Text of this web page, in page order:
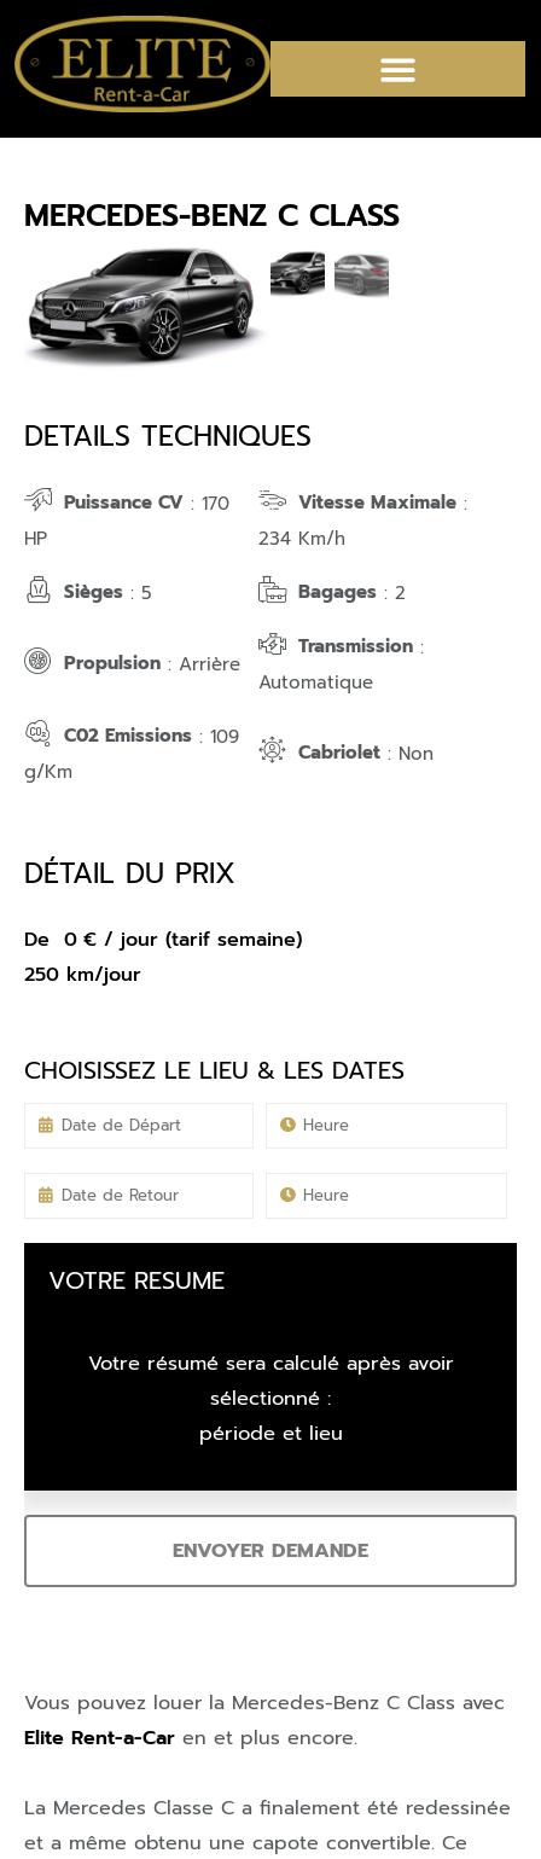
MERCEDES-BENZ C CLASS
DETAILS TECHNIQUES
Puissance CV : 170
HP
Vitesse Maximale :
234 Km/h
Sièges : 5 Bagages : 2
Propulsion : Arrière
Transmission :
Automatique
C02 Emissions : 109
g/Km
Cabriolet : Non
DÉTAIL DU PRIX
De 0 € / jour (tarif semaine)
250 km/jour
CHOISISSEZ LE LIEU & LES DATES
VOTRE RESUME
Votre résumé sera calculé après avoir
sélectionné :
période et lieu
ENVOYER DEMANDE
Vous pouvez louer la Mercedes-Benz C Class avec
Elite Rent-a-Car en et plus encore.
La Mercedes Classe C a finalement été redessinée
et a même obtenu une capote convertible. Ce